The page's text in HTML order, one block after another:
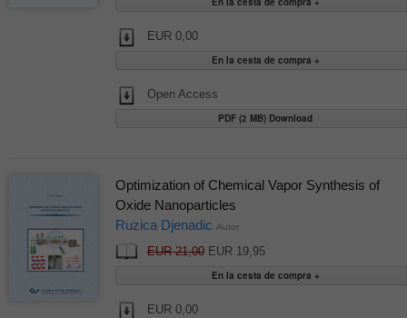
EUR 0,00
Open Access
PDF (2 MB) Download
Optimization of Chemical Vapor Synthesis of
Oxide Nanoparticles
Ruzica Djenadic Autor
EUR 21,00EUR 19,95
EUR 0,00